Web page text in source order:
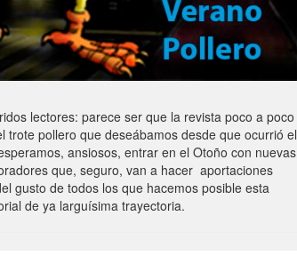
lectores: parece ser que la revista poco a poco
trote pollero que deseábamos desde que ocurrió el
ansiosos, entrar en el Otoño con nuevas
que, seguro, van a hacer aportaciones
gusto de todos los que hacemos posible esta
de ya larguísima trayectoria.